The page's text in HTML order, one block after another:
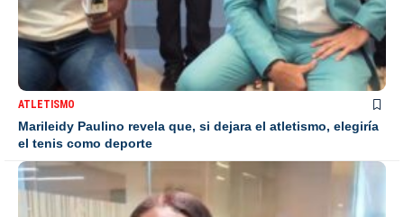
ATLETISMO
Marileidy Paulino revela que, si dejara el atletismo, elegiría
el tenis como deporte